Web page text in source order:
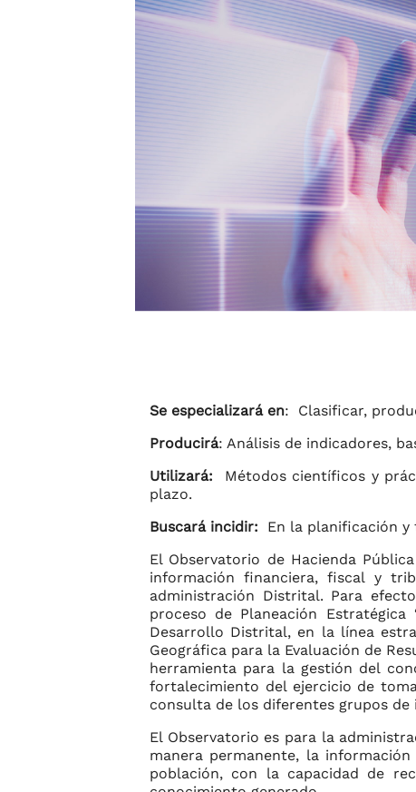
Se especializará en: Clasificar,
Producirá: Análisis de indicadores,
Utilizará:
Métodos científicos y
plazo.
Buscará incidir: En la planificación y
El Observatorio de Hacienda
información financiera, fiscal y
administración Distrital. Para
proceso de Planeación
Desarrollo Distrital, en la línea
Geográfica para la Evaluación de
herramienta para la gestión del
fortalecimiento del ejercicio de
consulta de los diferentes grupos de
El Observatorio es para la
manera permanente, la
población, con la capacidad de